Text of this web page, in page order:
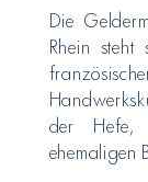
Die
Rhein
der Hefe,
ehemaligen